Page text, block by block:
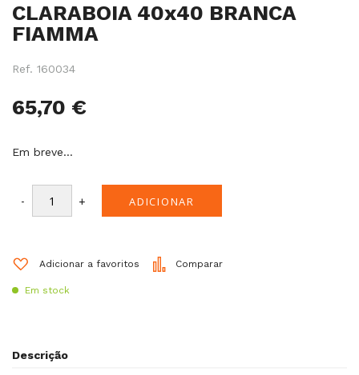
CLARABOIA 40x40 BRANCA
FIAMMA
Ref. 160034
65,70 €
Em breve…
- + ADICIONAR
Adicionar a favoritos Comparar
Em stock
para
o
início
galeria
imagens
Descrição